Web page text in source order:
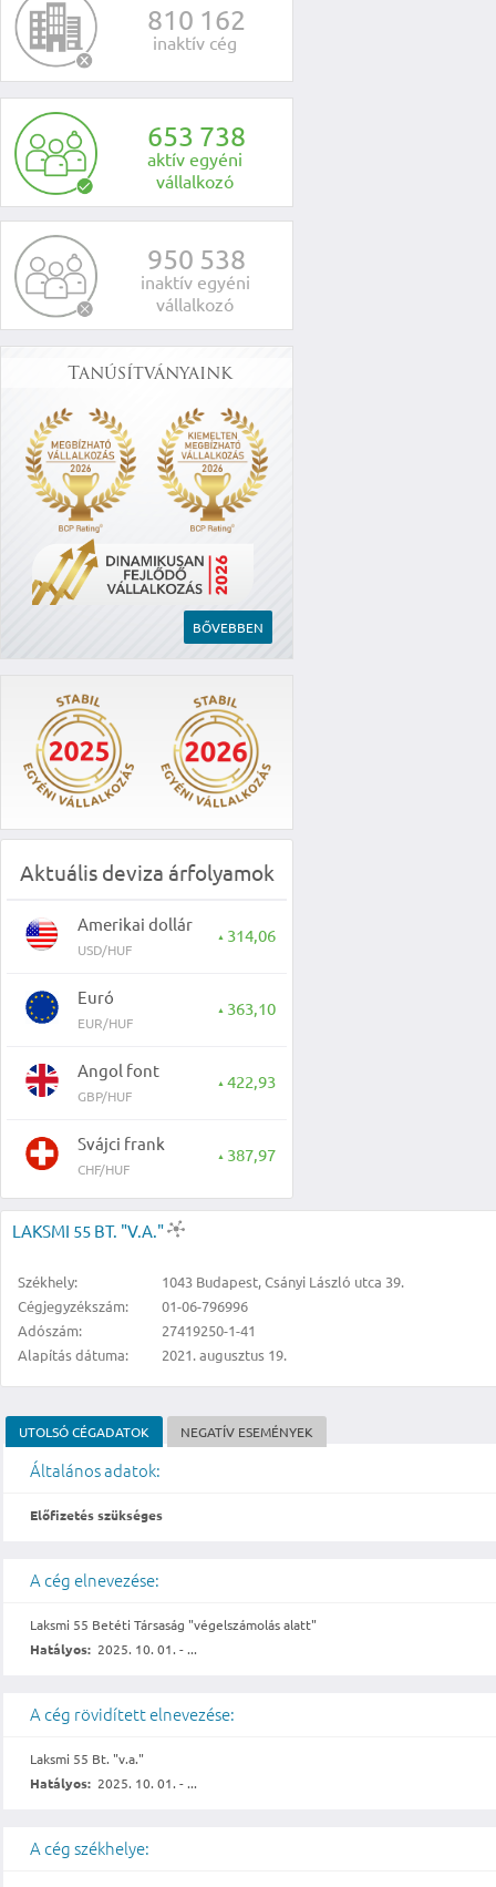
810 162
inaktív cég
653 738
aktív egyéni
vállalkozó
950 538
inaktív egyéni
vállalkozó
Tanúsítványaink
BŐVEBBEN
Aktuális deviza árfolyamok
Amerikai dollár
USD/HUF
▲ 314,06
Euró
EUR/HUF
▲ 363,10
Angol font
GBP/HUF
▲ 422,93
Svájci frank
CHF/HUF
▲ 387,97
LAKSMI 55 BT. "V.A."
Székhely:
1043 Budapest, Csányi László utca 39.
Cégjegyzékszám:
01-06-796996
Adószám:
27419250-1-41
Alapítás dátuma:
2021. augusztus 19.
UTOLSÓ CÉGADATOK NEGATÍV ESEMÉNYEK
Általános adatok:
Előfizetés szükséges
A cég elnevezése:
Laksmi 55 Betéti Társaság "végelszámolás alatt"
Hatályos: 2025. 10. 01. - ...
A cég rövidített elnevezése:
Laksmi 55 Bt. "v.a."
Hatályos: 2025. 10. 01. - ...
A cég székhelye: